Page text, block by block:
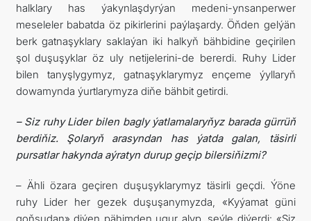
halklary has ýakynlaşdyrýan medeni-ynsanperwer
meseleler babatda öz pikirlerini paýlaşardy. Öňden gelýän
berk gatnaşyklary saklaýan iki halkyň bähbidine geçirilen
şol duşuşyklar öz uly netijelerini-de bererdi. Ruhy Lider
bilen tanyşlygymyz, gatnaşyklarymyz ençeme ýyllaryň
dowamynda ýurtlarymyza diňe bähbit getirdi.
–Siz ruhy Lider bilen bagly ýatlamalaryňyz barada gürrüň
berdiňiz. Şolaryň arasyndan has ýatda galan, täsirli
pursatlar hakynda aýratyn durup geçip bilersiňizmi?
– Ähli özara geçiren duşuşyklarymyz täsirli geçdi. Ýöne
ruhy Lider her gezek duşuşanymyzda, «Kyýamat güni